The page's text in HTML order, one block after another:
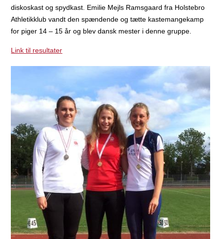
diskoskast og spydkast. Emilie Mejls Ramsgaard fra Holstebro
Athletikklub vandt den spændende og tætte kastemangekamp
for piger 14 – 15 år og blev dansk mester i denne gruppe.
Link til resultater